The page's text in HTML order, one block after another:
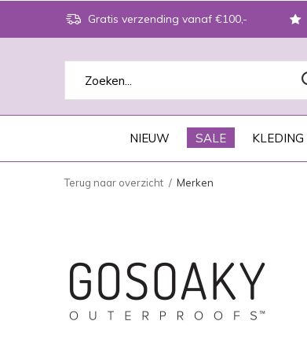
NIEUW SALE KLEDING
Gratis verzending vanaf €100,-
Terug naar overzicht Merken